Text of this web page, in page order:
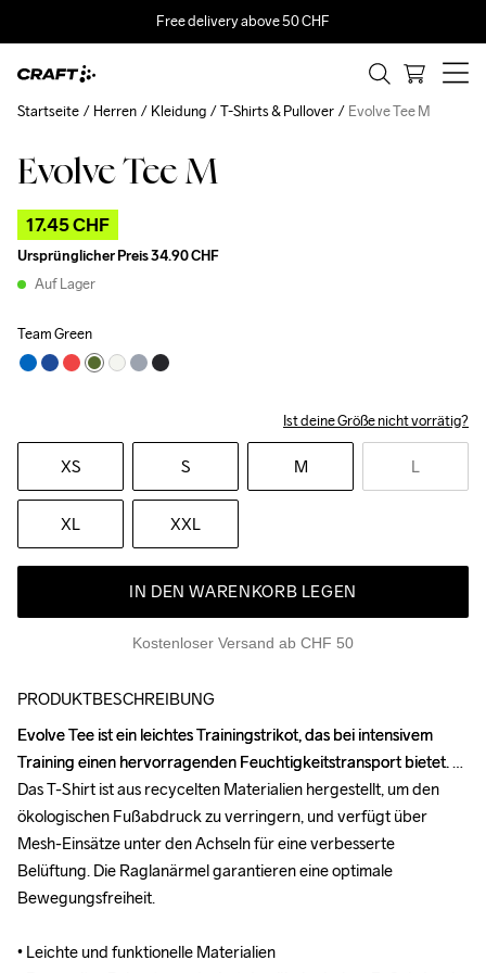
Free delivery above 50 CHF
Evolve Tee M
17.45 CHF
Ursprünglicher Preis34.90 CHF
Auf Lager
Team Green
Ist deine Größe nicht vorrätig?
XS S M L
XL XXL
IN DEN WARENKORB LEGEN
Kostenloser Versand ab CHF 50
Startseite Herren Kleidung T-Shirts & Pullover Evolve Tee M
Outlet
PRODUKTBESCHREIBUNG
Evolve Tee ist ein leichtes Trainingstrikot, das bei intensivem
Training einen hervorragenden Feuchtigkeitstransport bietet.
Das T-Shirt ist aus recycelten Materialien hergestellt, um den
ökologischen Fußabdruck zu verringern, und verfügt über
Mesh-Einsätze unter den Achseln für eine verbesserte
Belüftung. Die Raglanärmel garantieren eine optimale
Bewegungsfreiheit.
• Leichte und funktionelle Materialien
Evolve Tee ist ein leichtes Trainingstrikot, das bei intensivem
Training einen hervorragenden Feuchtigkeitstransport bietet.
Das T-Shirt ist aus recycelten Materialien hergestellt, um den
ökologischen Fußabdruck zu verringern, und verfügt über
Mesh-Einsätze unter den Achseln für eine verbesserte
Belüftung. Die Raglanärmel garantieren eine optimale
Bewegungsfreiheit.
• Leichte und funktionelle Materialien